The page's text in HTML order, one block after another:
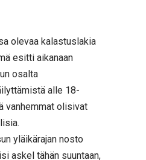
olevaa kalastuslakia
esitti aikanaan
osalta
alle 18-
vanhemmat olisivat
yläikärajan nosto
askel tähän suuntaan,